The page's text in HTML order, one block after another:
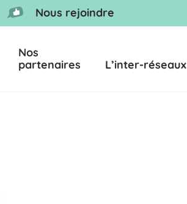
Nous rejoindre
Nos
partenaires
L’inter-réseaux